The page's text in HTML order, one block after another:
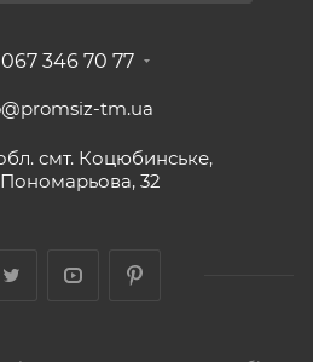
346 70 77
tm.ua
смт. Коцюбинське,
Пономарьова, 32